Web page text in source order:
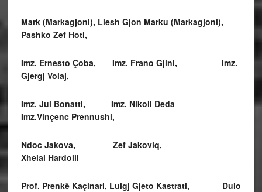
Mark(Markagjoni), Llesh Gjon Marku (Markagjoni),
Pashko Zef Hoti,
Imz. Ernesto Çoba, Imz. Frano Gjini, Imz.
Gjergj Volaj,
Imz. Jul Bonatti, Imz. Nikoll Deda
Imz.Vinçenc Prennushi,
Ndoc Jakova, Zef Jakoviq,
Xhelal Hardolli
Prof. Prenkë Kaçinari, Luigj Gjeto Kastrati, Dulo